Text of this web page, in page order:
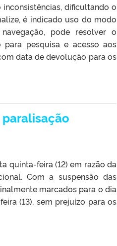
dificultando o
é indicado uso do modo
pode resolver o
pesquisa e acesso aos
data de devolução para os
quinta-feira (12) em razão da
Com a suspensão das
marcados para o dia
(13), sem prejuízo para os